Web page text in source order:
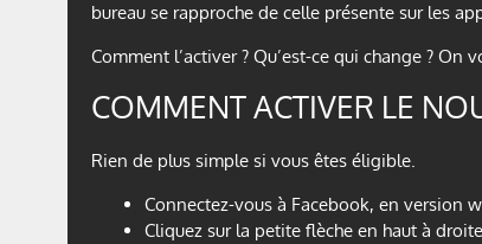
bureau se rapproche de celle présente sur les
Comment l’activer ? Qu’est-ce qui change ? On
COMMENT ACTIVER LE
Rien de plus simple si vous êtes éligible.
Connectez-vous à Facebook, en version
Cliquez sur la petite flèche en haut à